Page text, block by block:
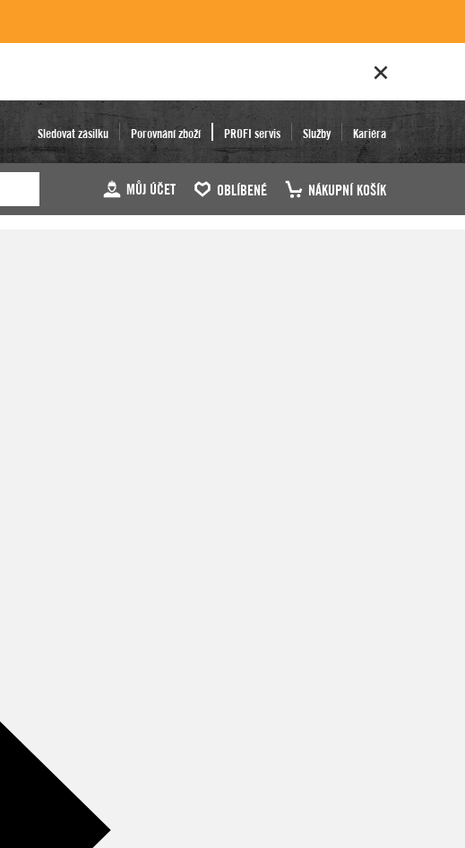
Sledovat zásilku Porovnání zboží PROFI servis Služby Kariéra
MŮJ ÚČET OBLÍBENÉ NÁKUPNÍ KOŠÍK